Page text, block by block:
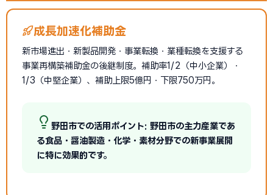
成長加速化補助金
新市場進出・新製品開発・事業転換・業種転換を支援する
事業再構築補助金の後継制度。補助率1/2（中小企業）・
1/3（中堅企業）、補助上限5億円・下限750万円。
野田市での活用ポイント: 野田市の主力産業であ
る食品・醤油製造・化学・素材分野での新事業展開
に特に効果的です。